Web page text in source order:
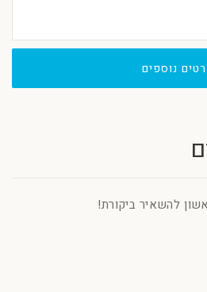
נוספים
להשאיר ביקורת!